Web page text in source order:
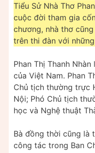
Tiểu Sử Nhà Thơ
cuộc đời tham gia
chương, nhà thơ
trên thi đàn với
Phan Thị Thanh
của Việt Nam. Phan
Chủ tịch thường trực
Nội; Phó Chủ tịch
học và Nghệ thuật
Bà đồng thời cũng là
công tác trong Ban